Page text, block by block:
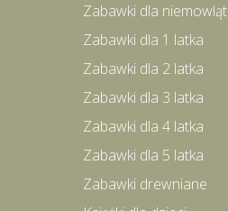
Zabawki dla niemowląt
Zabawki dla 1 latka
Zabawki dla 2 latka
Zabawki dla 3 latka
Zabawki dla 4 latka
Zabawki dla 5 latka
Zabawki drewniane